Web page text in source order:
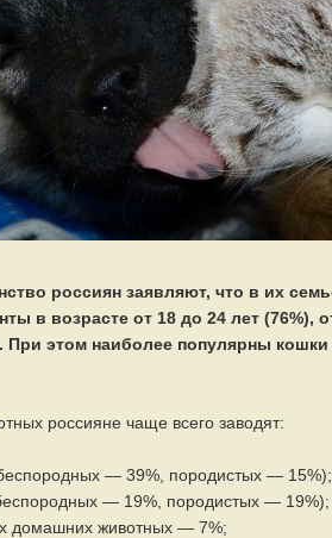
россиян заявляют, что в их
в возрасте от 18 до 24 лет (76%),
При этом наиболее популярны
россияне чаще всего заводят:
— 39%, породистых — 15%);
— 19%, породистых — 19%);
домашних животных — 7%;